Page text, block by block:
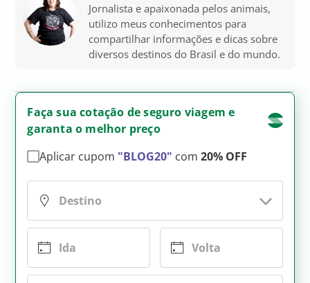
Jornalista e apaixonada pelos animais,
utilizo meus conhecimentos para
compartilhar informações e dicas sobre
diversos destinos do Brasil e do mundo.
Faça sua cotação de seguro viagem e
garanta o melhor preço
Aplicar cupom "BLOG20" com20% OFF